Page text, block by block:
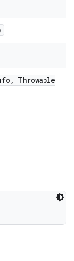
,
Throwable